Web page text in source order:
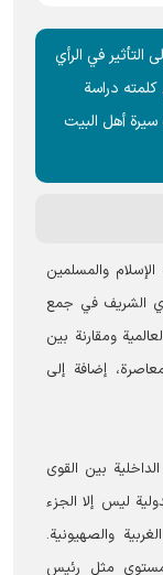
في الرأي
دراسة
سيرة أهل البيت
والمسلمين
الشریف في جمع
ومقارنة بين
إضافة إلى
بين القوى
ليس إلا الجزء
والصهيونية.
مثل رئيس